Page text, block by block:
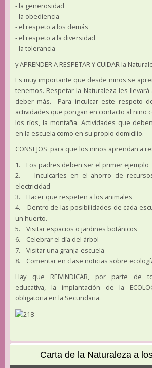
- la generosidad
- la obediencia
- el respeto a los demás
- el respeto a la diversidad
- la tolerancia
y APRENDER A RESPETAR Y CUIDAR la
Es muy importante que desde niños se
tenemos. Respetar la Naturaleza les llevará
deber más. Para inculcar este respeto
actividades que pongan en contacto al niño
los ríos, la montaña. Actividades que
en la escuela como en su propio domicilio.
CONSEJOS para que los niños aprendan a
1. Los padres deben ser el primer ejemplo
2. Inculcarles en el ahorro de
electricidad
3. Hacer que respeten a los animales
4. Dentro de las posibilidades de cada
un huerto.
5. Visitar espacios o jardines botánicos
6. Celebrar el día del árbol
7. Visitar una granja-escuela
8. Comentar en clase noticias sobre
Hay que REIVINDICAR, por parte de
educativa, la implantación de la
obligatoria en la Secundaria.
Carta de la Naturaleza a